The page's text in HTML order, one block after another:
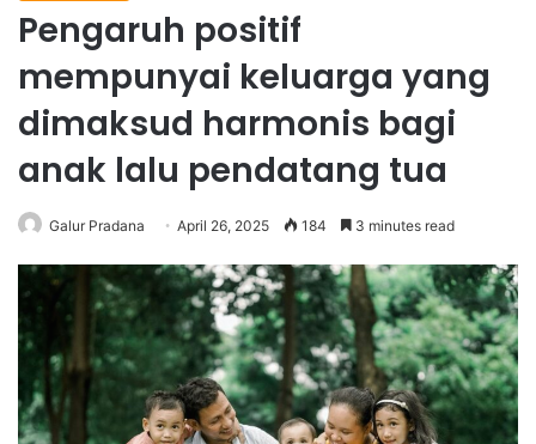
Pengaruh positif
mempunyai keluarga yang
dimaksud harmonis bagi
anak lalu pendatang tua
Galur Pradana April 26, 2025 184 3 minutes read